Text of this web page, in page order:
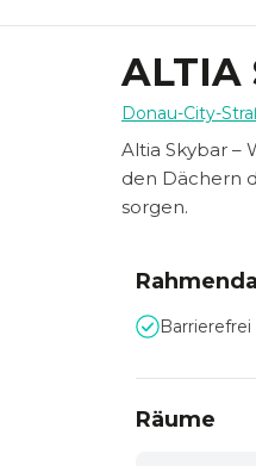
ALTIA
Donau-City-
Altia Skybar –
den Dächern
sorgen.
Barrierefrei
Räume